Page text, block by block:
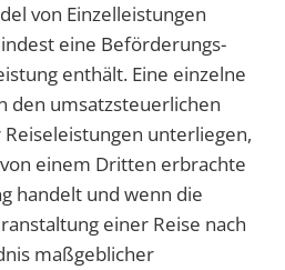
von Einzelleistungen
eine Beförderungs-
enthält. Eine einzelne
den umsatzsteuerlichen
unterliegen,
einem Dritten erbrachte
handelt und wenn die
einer Reise nach
maßgeblicher